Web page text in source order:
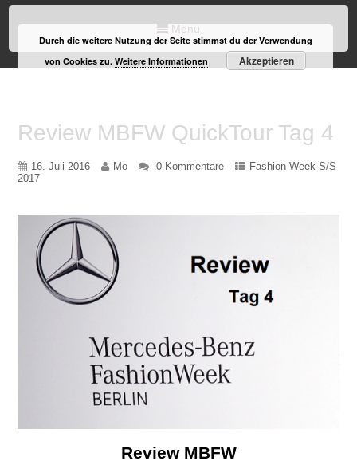
Menü
Review MBFW QuickTour Tag 4
16. Juli 2016 Mo 0 Kommentare
Fashion Week S/S
2017
Review MBFW
Durch die weitere Nutzung der Seite stimmst du der Verwendung
von Cookies zu.Weitere Informationen Akzeptieren